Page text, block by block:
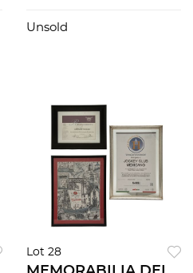
Mérida.
Unsold
Lot 28